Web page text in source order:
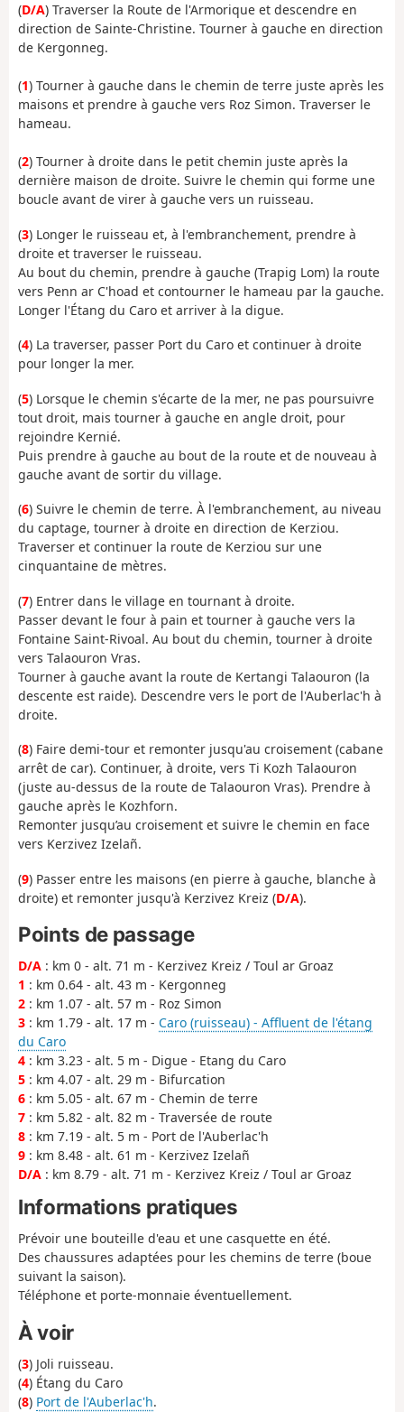
(D/A) Traverser la Route de l'Armorique et descendre en
direction de Sainte-Christine. Tourner à gauche en direction
de Kergonneg.
(1) Tourner à gauche dans le chemin de terre juste après les
maisons et prendre à gauche vers Roz Simon. Traverser le
hameau.
(2) Tourner à droite dans le petit chemin juste après la
dernière maison de droite. Suivre le chemin qui forme une
boucle avant de virer à gauche vers un ruisseau.
(3) Longer le ruisseau et, à l'embranchement, prendre à
droite et traverser le ruisseau.
Au bout du chemin, prendre à gauche (Trapig Lom) la route
vers Penn ar C'hoad et contourner le hameau par la gauche.
Longer l'Étang du Caro et arriver à la digue.
(4) La traverser, passer Port du Caro et continuer à droite
pour longer la mer.
(5) Lorsque le chemin s'écarte de la mer, ne pas poursuivre
tout droit, mais tourner à gauche en angle droit, pour
rejoindre Kernié.
Puis prendre à gauche au bout de la route et de nouveau à
gauche avant de sortir du village.
(6) Suivre le chemin de terre. À l'embranchement, au niveau
du captage, tourner à droite en direction de Kerziou.
Traverser et continuer la route de Kerziou sur une
cinquantaine de mètres.
(7) Entrer dans le village en tournant à droite.
Passer devant le four à pain et tourner à gauche vers la
Fontaine Saint-Rivoal. Au bout du chemin, tourner à droite
vers Talaouron Vras.
Tourner à gauche avant la route de Kertangi Talaouron (la
descente est raide). Descendre vers le port de l'Auberlac'h à
droite.
(8) Faire demi-tour et remonter jusqu'au croisement (cabane
arrêt de car). Continuer, à droite, vers Ti Kozh Talaouron
(juste au-dessus de la route de Talaouron Vras). Prendre à
gauche après le Kozhforn.
Remonter jusqu’au croisement et suivre le chemin en face
vers Kerzivez Izelañ.
(9) Passer entre les maisons (en pierre à gauche, blanche à
droite) et remonter jusqu'à Kerzivez Kreiz (D/A).
Points de passage
D/A : km 0 - alt. 71 m - Kerzivez Kreiz / Toul ar Groaz
1 : km 0.64 - alt. 43 m - Kergonneg
2 : km 1.07 - alt. 57 m - Roz Simon
3 : km 1.79 - alt. 17 m - Caro (ruisseau) - Affluent de l'étang
du Caro
4 : km 3.23 - alt. 5 m - Digue - Etang du Caro
5 : km 4.07 - alt. 29 m - Bifurcation
6 : km 5.05 - alt. 67 m - Chemin de terre
7 : km 5.82 - alt. 82 m - Traversée de route
8 : km 7.19 - alt. 5 m - Port de l'Auberlac'h
9 : km 8.48 - alt. 61 m - Kerzivez Izelañ
D/A : km 8.79 - alt. 71 m - Kerzivez Kreiz / Toul ar Groaz
Informations pratiques
Prévoir une bouteille d'eau et une casquette en été.
Des chaussures adaptées pour les chemins de terre (boue
suivant la saison).
Téléphone et porte-monnaie éventuellement.
À voir
(3) Joli ruisseau.
(4) Étang du Caro
(8) Port de l'Auberlac'h.